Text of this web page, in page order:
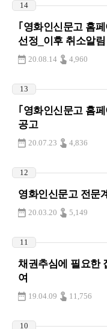
14
｢영화인신문고 홈
선정_이후 취소알림
20.08.14 4,960
13
｢영화인신문고 홈
공고
20.07.23 4,836
12
영화인신문고 전문
20.03.20 5,149
11
채권추심에 필요한
여
19.04.09 11,756
10